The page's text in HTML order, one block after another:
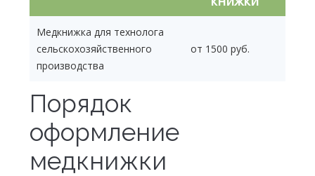
Медкнижка для технолога
сельскохозяйственного
производства
от 1500 руб.
Порядок
оформление
медкнижки